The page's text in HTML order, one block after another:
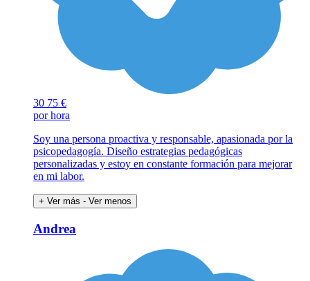
30 75 €
por hora
Soy una persona proactiva y responsable, apasionada por la
psicopedagogía. Diseño estrategias pedagógicas
personalizadas y estoy en constante formación para mejorar
en mi labor.
+ Ver más - Ver menos
Andrea